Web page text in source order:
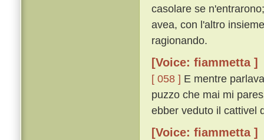
casolare se
avea, con l'altro
ragionando.
[Voice: fiammetta ]
[ 058 ] E mentre
puzzo che mai mi
ebber veduto il cattivel
[Voice: fiammetta ]